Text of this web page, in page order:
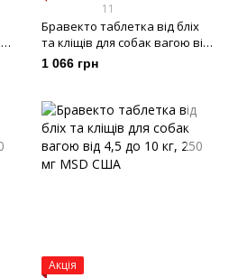
11
Бравекто таблетка від бліх
та кліщів для собак вагою від
2 до 4,5 кг, 112,5 мг
1 066 грн
Акція